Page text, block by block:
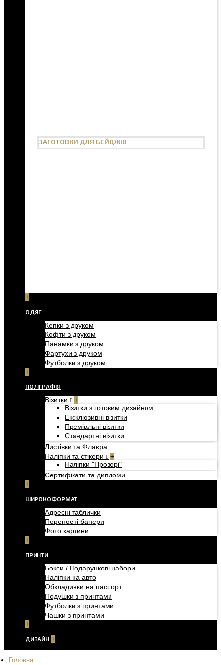
ЗАГОТОВКИ ДЛЯ БЕЙДЖІВ
+
ОДЯГ
Кепки з друком
Кофти з друком
Панамки з друком
Фартухи з друком
Футболки з друком
+
ПОЛІГРАФІЯ
Візитки +
Візитки з готовим дизайном
Ексклюзивні візитки
Преміальні візитки
Стандартні візитки
Листівки та Флаєра
Наліпки та стікери
+
Наліпки "Прозорі"
Сертифікати та дипломи
+
ШИРОКОФОРМАТ
Адресні таблички
Переносні банери
Фото картини
+
ПРИНТИ
Бокси / Подарункові набори
Наліпки на авто
Обкладинки на паспорт
Подушки з принтами
Футболки з принтами
Чашки з принтами
+
ДИЗАЙН +
Головна